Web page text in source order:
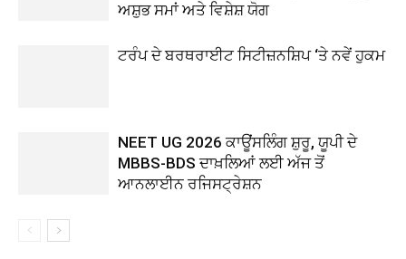
ਅਸ਼ੁਭ ਸਮਾਂ ਅਤੇ ਵਿਸ਼ੇਸ਼ ਯੋਗ
ਟਰੰਪ ਦੇ ਬਰਥਰਾਈਟ ਸਿਟੀਜ਼ਨਸ਼ਿਪ ‘ਤੇ ਨਵੇਂ ਹੁਕਮ
NEET UG 2026 ਕਾਊਂਸਲਿੰਗ ਸ਼ੁਰੂ, ਯੂਪੀ ਦੇ
MBBS-BDS ਦਾਖ਼ਲਿਆਂ ਲਈ ਅੱਜ ਤੋਂ
ਆਨਲਾਈਨ ਰਜਿਸਟ੍ਰੇਸ਼ਨ